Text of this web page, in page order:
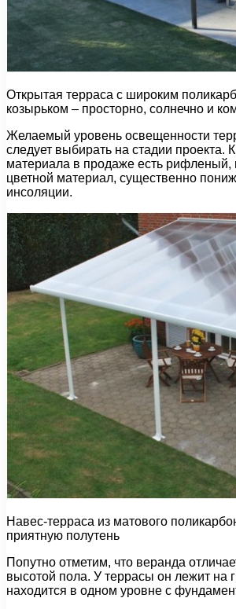
Открытая терраса с широким
козырьком – просторно, солнечно и
Желаемый уровень освещенности
следует выбирать на стадии проекта.
материала в продаже есть рифленый,
цветной материал, существенно
инсоляции.
Навес-терраса из матового
приятную полутень
Попутно отметим, что веранда
высотой пола. У террасы он лежит на
находится в одном уровне с